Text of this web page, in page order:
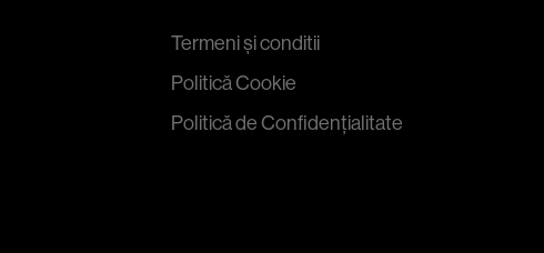
Termeni și conditii
Politică Cookie
Politică de Confidențialitate